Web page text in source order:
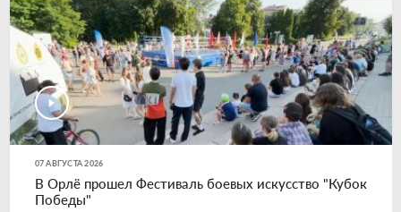
07 АВГУСТА 2026
В Орлё прошел Фестиваль боевых искусство "Кубок
Победы"